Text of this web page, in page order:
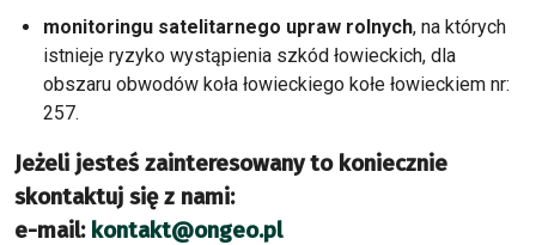
monitoringu satelitarnego upraw rolnych, na których
istnieje ryzyko wystąpienia szkód łowieckich, dla
obszaru obwodów koła łowieckiego kołe łowieckiem nr:
257.
Jeżeli jesteś zainteresowany to koniecznie
skontaktuj się z nami:
e-mail: kontakt@ongeo.pl